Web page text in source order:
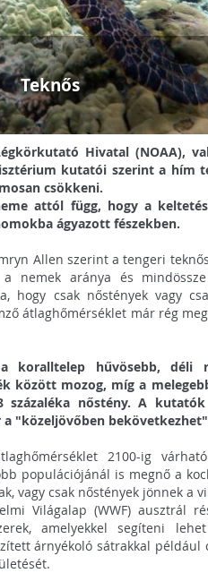
Teknős
Hivatal (NOAA),
kutatói szerint a hím
csökkeni.
attól függ, hogy a
ágyazott fészekben.
Allen szerint a tengeri
nemek aránya és
hogy csak nőstények vagy
átlaghőmérséklet már rég
koralltelep hűvösebb, déli
között mozog, míg a
százaléka nőstény. A
"közeljövőben
2100-ig várható
populációjánál is megnő a
vagy csak nőstények jönnek a
Világalap (WWF) ausztrál
amelyekkel segíteni
árnyékoló sátrakkal például